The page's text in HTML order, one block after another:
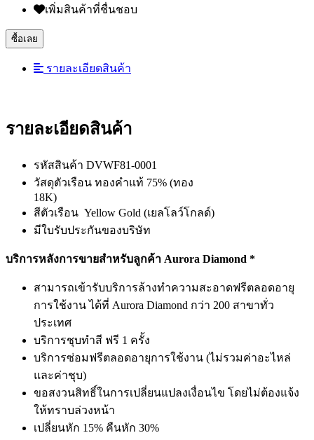
เพิ่มสินค้าที่ชื่นชอบ
ซื้อเลย
รายละเอียดสินค้า
รายละเอียดสินค้า
รหัสสินค้า DVWF81-0001
วัสดุตัวเรือน ทองคำแท้ 75% (ทอง
18K)
สีตัวเรือน Yellow Gold (เยลโลว์โกลด์)
มีใบรับประกันของบริษัท
บริการหลังการขายสำหรับลูกค้า Aurora Diamond *
สามารถเข้ารับบริการล้างทำความสะอาดฟรีตลอดอายุ
การใช้งาน ได้ที่ Aurora Diamond กว่า 200 สาขาทั่ว
ประเทศ
บริการชุบทำสี ฟรี 1 ครั้ง
บริการซ่อมฟรีตลอดอายุการใช้งาน (ไม่รวมค่าอะไหล่
และค่าชุบ)
ขอสงวนสิทธิ์ในการเปลี่ยนแปลงเงื่อนไข โดยไม่ต้องแจ้ง
ให้ทราบล่วงหน้า
เปลี่ยนหัก 15% คืนหัก 30%